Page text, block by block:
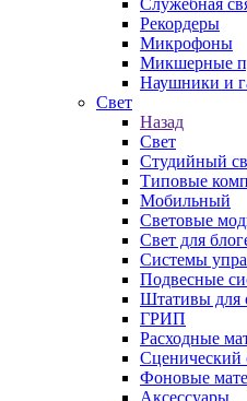
Служебная
Рекордеры
Микрофоны
Микшерные
Наушники и
Свет
Назад
Свет
Студийный
Типовые
Мобильный
Световые
Свет для
Системы
Подвесные
Штативы для
ГРИП
Расходные
Сценический
Фоновые
Аксессуары